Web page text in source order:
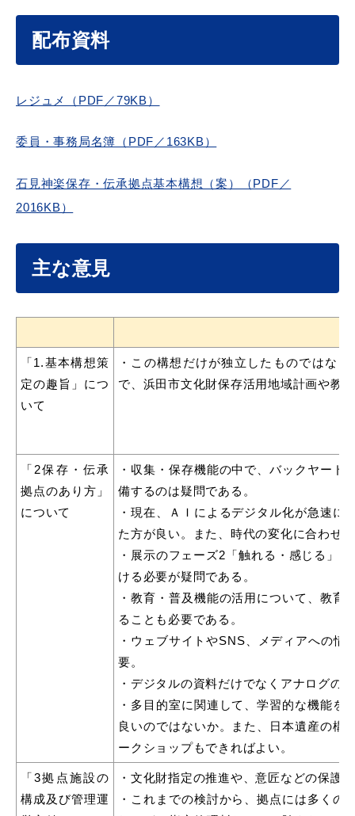
防災・消防
公共施設 イベント情報
便利なサービス
防災・防犯メール
募集情報
ダウンロード
電子申請
配布資料
レジュメ（PDF／79KB）
委員・事務局名簿（PDF／163KB）
石見神楽保存・伝承拠点基本構想（案）（PDF／
2016KB）
主な意見
「1.基本構想策
定の趣旨」につ
いて
・この構想だけが独立したものではな
で、浜田市文化財保存活用地域計画や教
「2保存・伝承
拠点のあり方」
について
・収集・保存機能の中で、バックヤー
備するのは疑問である。
・現在、ＡＩによるデジタル化が急速
た方が良い。また、時代の変化に合わせ
・展示のフェーズ2「触れる・感じる」
ける必要が疑問である。
・教育・普及機能の活用について、教
ることも必要である。
・ウェブサイトやSNS、メディアへの
要。
・デジタルの資料だけでなくアナログの
・多目的室に関連して、学習的な機能
良いのではないか。また、日本遺産の構
ークショップもできればよい。
「3拠点施設の
構成及び管理運
・文化財指定の推進や、意匠などの保護
・これまでの検討から、拠点には多く